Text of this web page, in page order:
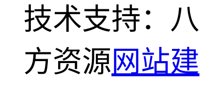
技术支持：八
方资源网站建